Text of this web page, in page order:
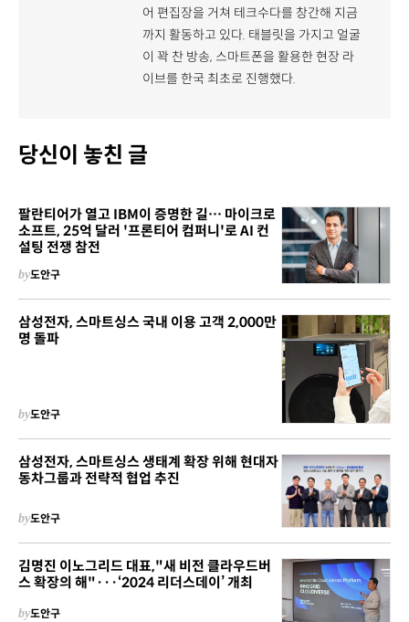
어 편집장을 거쳐 테크수다를 창간해 지금
까지 활동하고 있다. 태블릿을 가지고 얼굴
이 꽉 찬 방송, 스마트폰을 활용한 현장 라
이브를 한국 최초로 진행했다.
당신이 놓친 글
팔란티어가 열고 IBM이 증명한 길… 마이크로
소프트, 25억 달러 '프론티어 컴퍼니'로 AI 컨
설팅 전쟁 참전
by도안구
삼성전자, 스마트싱스 국내 이용 고객 2,000만
명 돌파
by도안구
삼성전자, 스마트싱스 생태계 확장 위해 현대자
동차그룹과 전략적 협업 추진
by도안구
김명진 이노그리드 대표,"새 비전 클라우드버
스 확장의 해"···‘2024 리더스데이’ 개최
by도안구